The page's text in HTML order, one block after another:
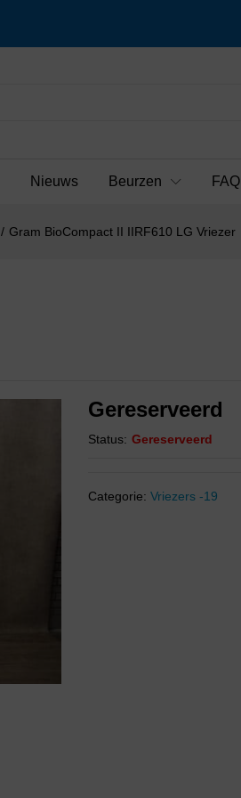
Nieuws Beurzen FAQ
/ Gram BioCompact II IIRF610 LG Vriezer
Gereserveerd
Status: Gereserveerd
Categorie:Vriezers -19